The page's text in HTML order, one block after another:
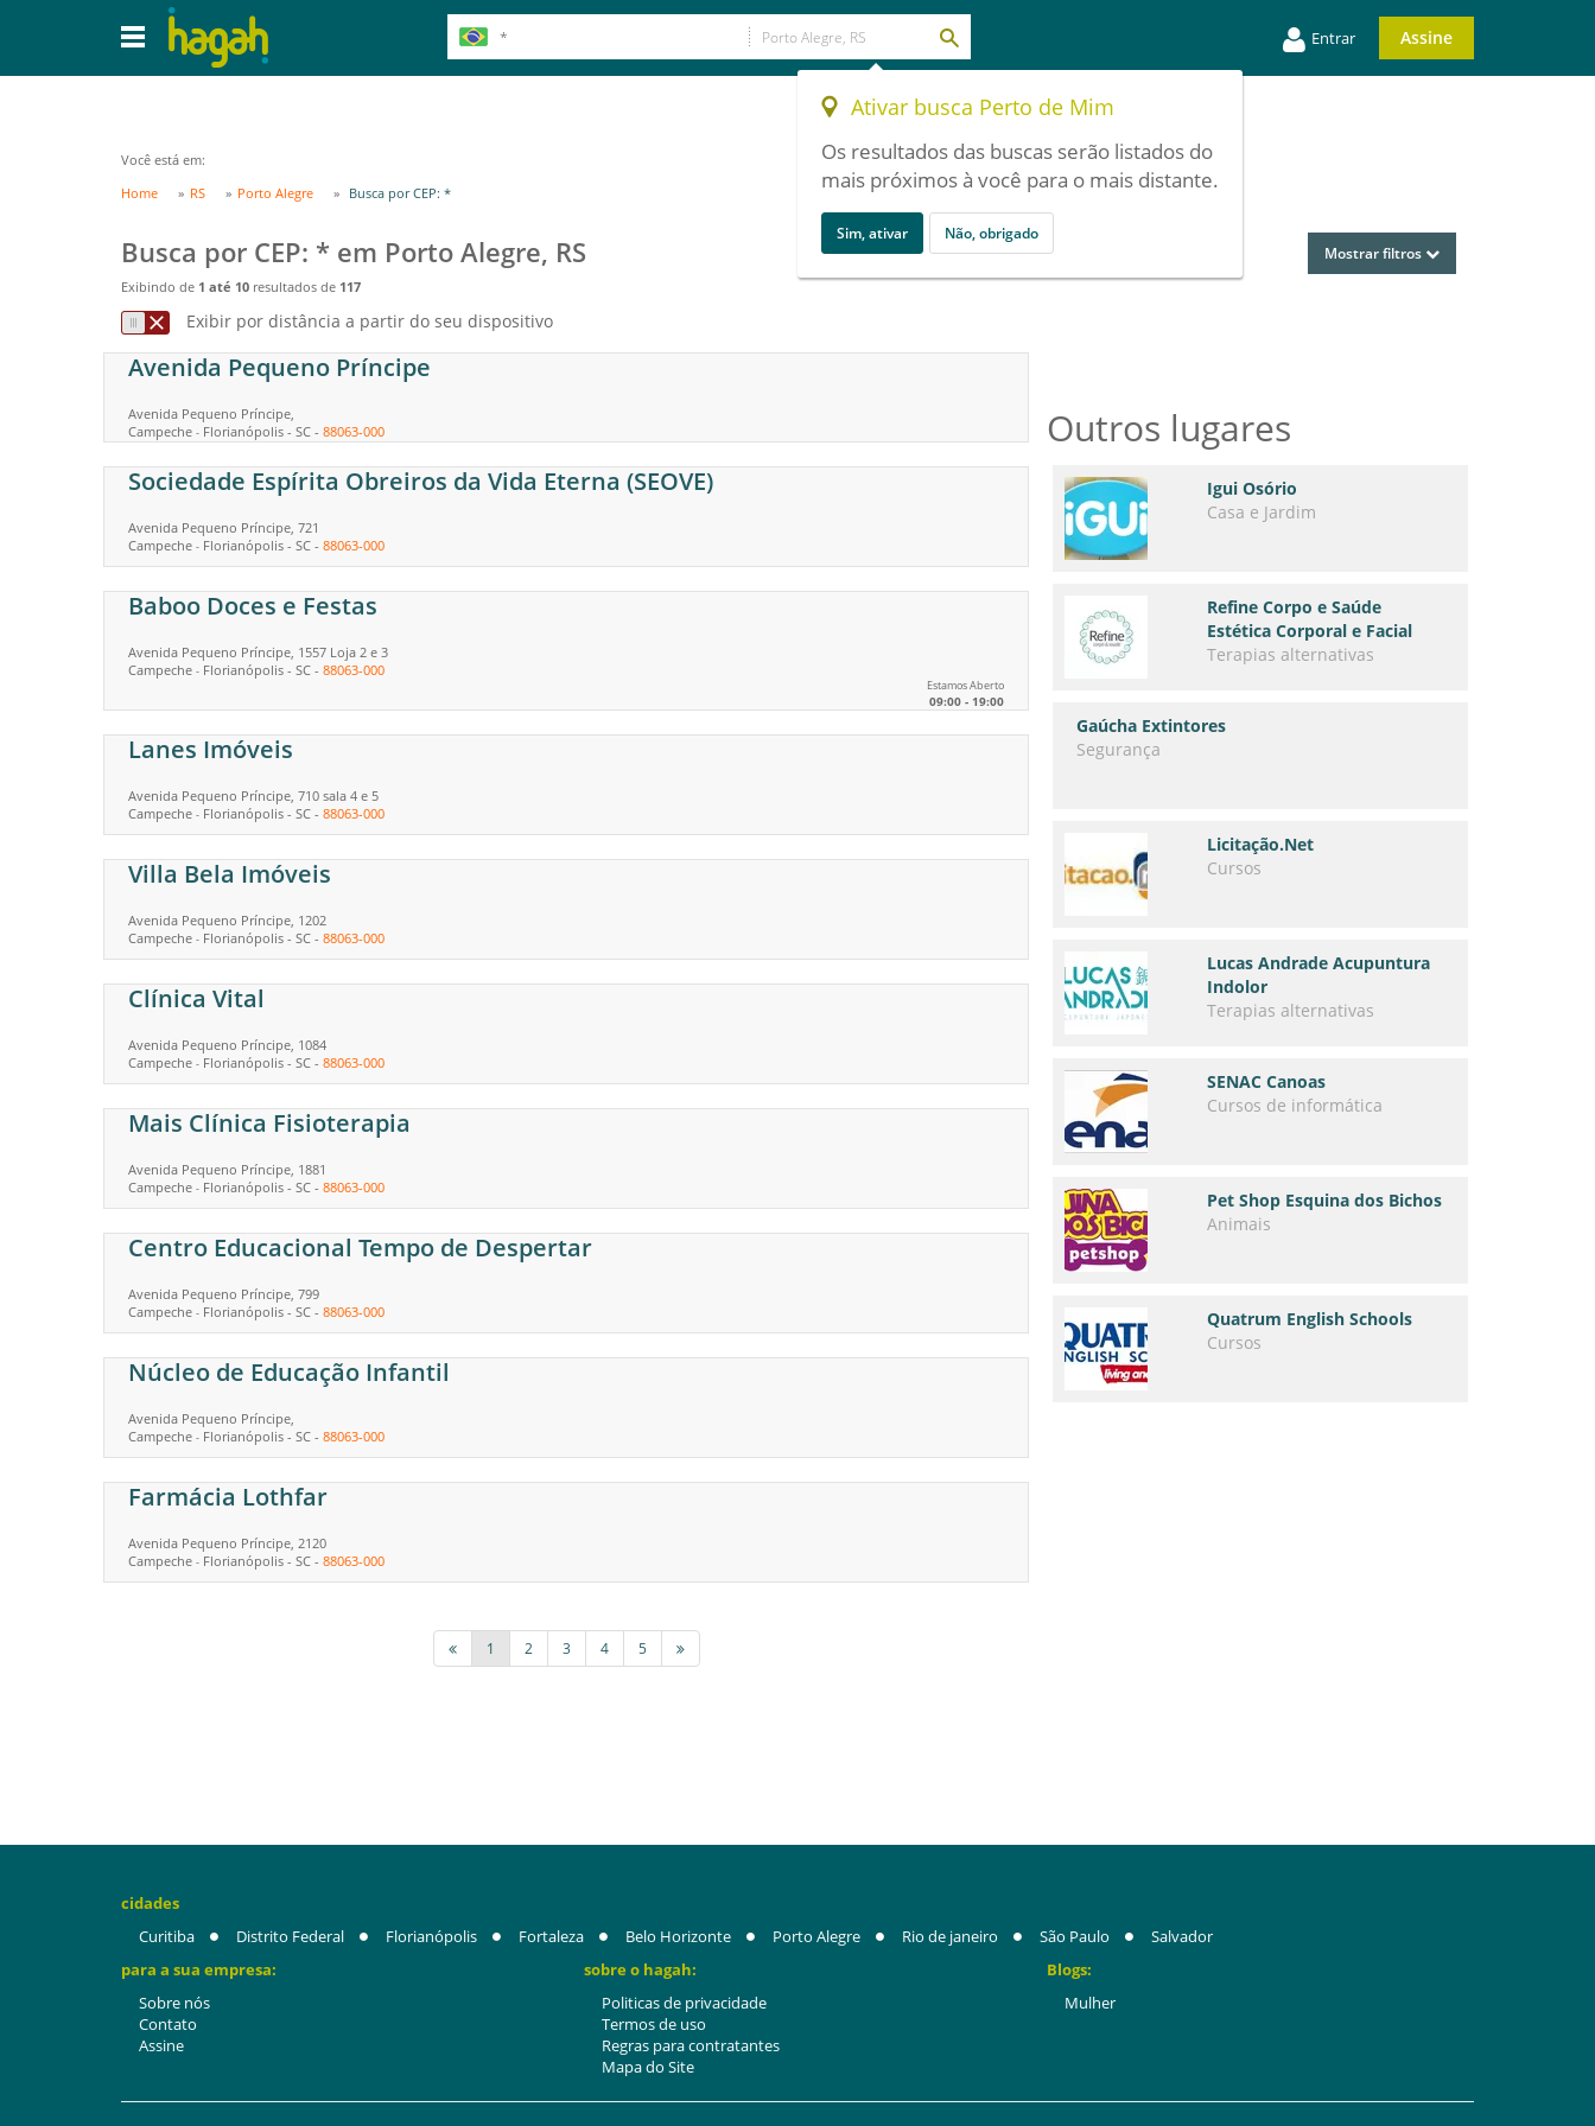
Entrar Assine
Ativar busca Perto de Mim
Os resultados das buscas serão listados do
mais próximos à você para o mais distante.
Sim, ativar Não, obrigado
Você está em:
Home
RS Porto Alegre Busca por CEP: *
Busca por CEP: * em Porto Alegre, RS
Exibindo de 1 até 10 resultados de 117
Mostrar filtros
Exibir por distância a partir do seu dispositivo
Avenida Pequeno Príncipe
Avenida Pequeno Príncipe,
Campeche - Florianópolis - SC - 88063-000
Sociedade Espírita Obreiros da Vida Eterna (SEOVE)
Avenida Pequeno Príncipe, 721
Campeche - Florianópolis - SC - 88063-000
Baboo Doces e Festas
Avenida Pequeno Príncipe, 1557 Loja 2 e 3
Campeche - Florianópolis - SC - 88063-000
Estamos Aberto
09:00 - 19:00
Lanes Imóveis
Avenida Pequeno Príncipe, 710 sala 4 e 5
Campeche - Florianópolis - SC - 88063-000
Villa Bela Imóveis
Avenida Pequeno Príncipe, 1202
Campeche - Florianópolis - SC - 88063-000
Clínica Vital
Avenida Pequeno Príncipe, 1084
Campeche - Florianópolis - SC - 88063-000
Mais Clínica Fisioterapia
Avenida Pequeno Príncipe, 1881
Campeche - Florianópolis - SC - 88063-000
Centro Educacional Tempo de Despertar
Avenida Pequeno Príncipe, 799
Campeche - Florianópolis - SC - 88063-000
Núcleo de Educação Infantil
Avenida Pequeno Príncipe,
Campeche - Florianópolis - SC - 88063-000
Farmácia Lothfar
Avenida Pequeno Príncipe, 2120
Campeche - Florianópolis - SC - 88063-000
1 2 3 4 5
Outros lugares
Igui Osório
Casa e Jardim
Refine Corpo e Saúde
Estética Corporal e Facial
Terapias alternativas
Gaúcha Extintores
Segurança
Licitação.Net
Cursos
Lucas Andrade Acupuntura
Indolor
Terapias alternativas
SENAC Canoas
Cursos de informática
Pet Shop Esquina dos Bichos
Animais
Quatrum English Schools
Cursos
cidades
Curitiba
Distrito Federal Florianópolis Fortaleza Belo Horizonte Porto Alegre Rio de janeiro São Paulo
Salvador
para a sua empresa:
Sobre nós
Contato
Assine
sobre o hagah:
Politicas de privacidade
Termos de uso
Regras para contratantes
Mapa do Site
Blogs:
Mulher